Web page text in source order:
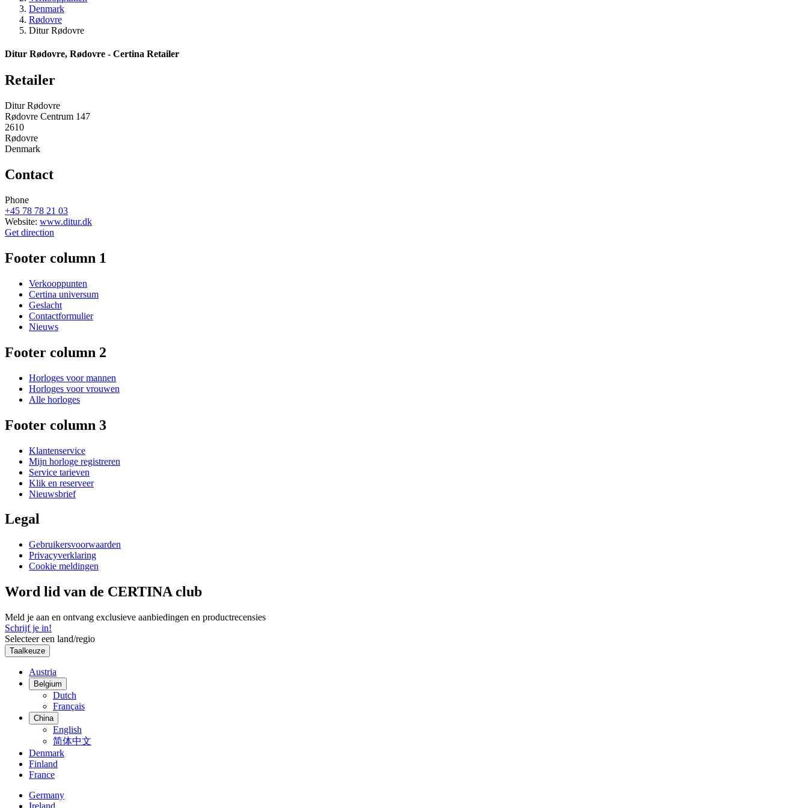
Denmark
Rødovre
Ditur Rødovre
Ditur Rødovre, Rødovre - Certina Retailer
Retailer
Ditur Rødovre
Rødovre Centrum 147
2610
Rødovre
Denmark
Contact
Phone
+45 78 78 21 03
Website: www.ditur.dk
Get direction
Footer column 1
Verkooppunten
Certina universum
Geslacht
Contactformulier
Nieuws
Footer column 2
Horloges voor mannen
Horloges voor vrouwen
Alle horloges
Footer column 3
Klantenservice
Mijn horloge registreren
Service tarieven
Klik en reserveer
Nieuwsbrief
Legal
Gebruikersvoorwaarden
Privacyverklaring
Cookie meldingen
Word lid van de CERTINA club
Meld je aan en ontvang exclusieve aanbiedingen en productrecensies
Schrijf je in!
Selecteer een land/regio
Taalkeuze
Austria
Belgium
Dutch
Français
China
English
简体中文
Denmark
Finland
France
Germany